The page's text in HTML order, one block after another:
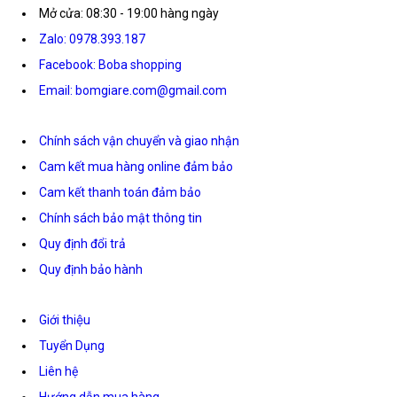
Mở cửa: 08:30 - 19:00 hàng ngày
Zalo: 0978.393.187
Facebook: Boba shopping
Email: bomgiare.com@gmail.com
Chính sách vận chuyển và giao nhận
Cam kết mua hàng online đảm bảo
Cam kết thanh toán đảm bảo
Chính sách bảo mật thông tin
Quy định đổi trả
Quy định bảo hành
Giới thiệu
Tuyển Dụng
Liên hệ